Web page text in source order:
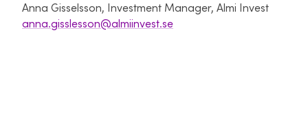
Anna Gisselsson, Investment Manager, Almi Invest
anna.gisslesson@almiinvest.se